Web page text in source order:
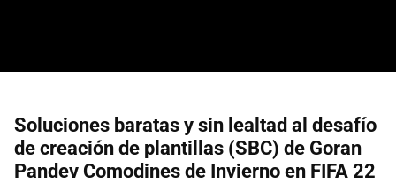
Soluciones baratas y sin lealtad al desafío
de creación de plantillas (SBC) de Goran
Pandev Comodines de Invierno en FIFA 22